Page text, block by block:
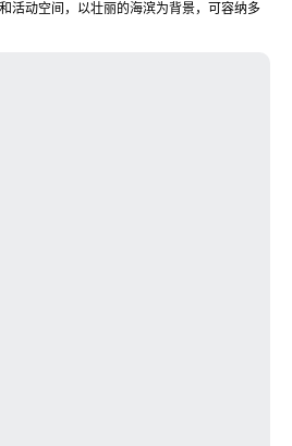
活动空间，以壮丽的海滨为背景，可容纳多